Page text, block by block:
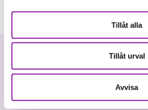
Tillåt alla
Tillåt urval
Avvisa